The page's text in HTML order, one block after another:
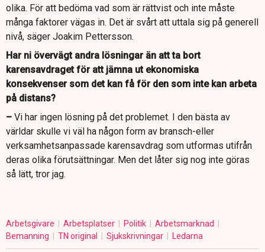
olika. För att bedöma vad som är rättvist och inte måste
många faktorer vägas in. Det är svårt att uttala sig på generell
nivå, säger Joakim Pettersson.
Har ni övervägt andra lösningar än att ta bort
karensavdraget för att jämna ut ekonomiska
konsekvenser som det kan få för den som inte kan arbeta
på distans?
– Vi har ingen lösning på det problemet. I den bästa av
världar skulle vi väl ha någon form av bransch-eller
verksamhetsanpassade karensavdrag som utformas utifrån
deras olika förutsättningar. Men det låter sig nog inte göras
så lätt, tror jag.
Arbetsgivare Arbetsplatser Politik
Arbetsmarknad
Bemanning
TN original Sjukskrivningar Ledarna